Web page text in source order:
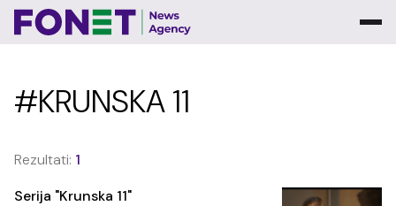
#KRUNSKA 11
Rezultati: 1
Serija "Krunska 11"